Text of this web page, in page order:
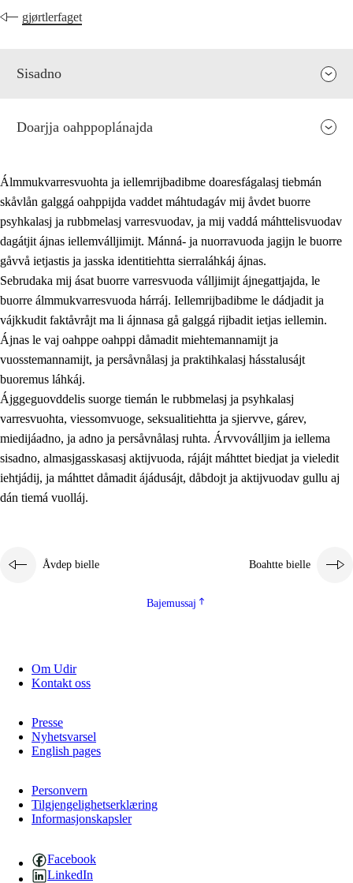
gjørtlerfaget
Sisadno
2. Prinsihpa oahppama, åvddånahttema ja ávddama hárráj
2.1 Sosiála oahppam ja åvddånibme
2.2 Máhtudahka fágáj hárráj
2.3 Vuodulasj tjehpudagá
2.4 Oahppat oahppat
Doaresfágalasj tiemá
2.5.2 Demokratijja ja guojmmeviesátvuohta
Guoddelis åvddånibme
Doarjja oahppoplánajda
Álmmukvarresvuohta ja iellemrijbadibme doaresfágalasj tiebmán
skåvlån galggá oahppijda vaddet máhtudagáv mij åvdet buorre
psyhkalasj ja rubbmelasj varresvuodav, ja mij vaddá máhttelisvuodav
dagátjit ájnas iellemválljimijt. Mánná- ja nuorravuoda jagijn le buorre
gåvvå ietjastis ja jasska identitiehtta sierraláhkáj ájnas.
Sebrudaka mij ásat buorre varresvuoda válljimijt ájnegattjajda, le
buorre álmmukvarresvuoda hárráj. Iellemrijbadibme le dádjadit ja
vájkkudit faktåvråjt ma li ájnnasa gå galggá rijbadit ietjas iellemin.
Ájnas le vaj oahppe oahppi dåmadit miehtemannamijt ja
vuosstemannamijt, ja persåvnålasj ja praktihkalasj hásstalusájt
buoremus láhkáj.
Ájggeguovddelis suorge tiemán le rubbmelasj ja psyhkalasj
varresvuohta, viessomvuoge, seksualitiehtta ja sjiervve, gárev,
miedijáadno, ja adno ja persåvnålasj ruhta. Árvvoválljim ja iellema
sisadno, almasjgasskasasj aktijvuoda, rájájt máhttet biedjat ja vieledit
iehtjádij, ja máhttet dåmadit ájádusájt, dåbdojt ja aktijvuodav gullu aj
dán tiemá vuolláj.
Åvdep bielle Boahtte bielle
Bajemussaj
Om Udir
Kontakt oss
Presse
Nyhetsvarsel
English pages
Personvern
Tilgjengelighetserklæring
Informasjonskapsler
Facebook
LinkedIn